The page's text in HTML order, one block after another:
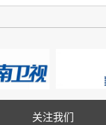
关注我们